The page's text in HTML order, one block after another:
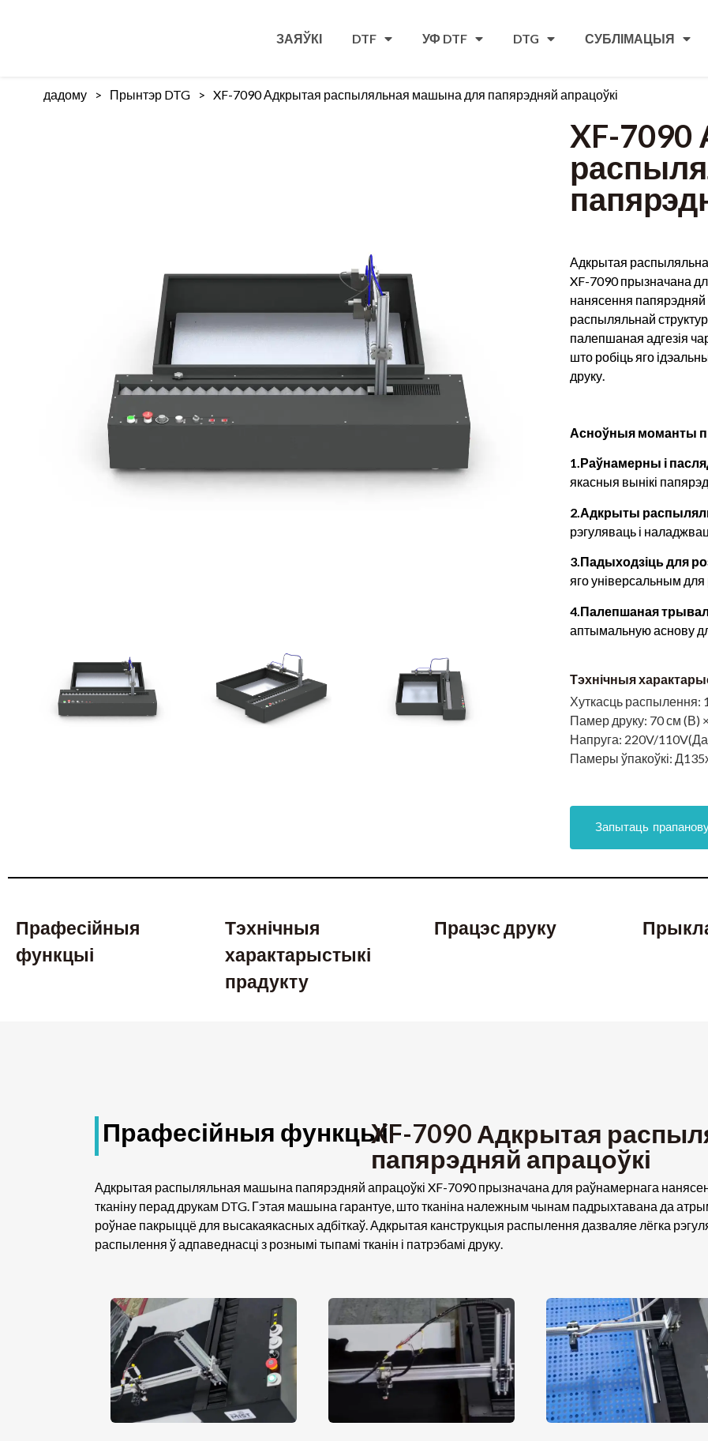
ЗАЯЎКІ DTF УФ DTF DTG СУБЛІМАЦЫЯ
дадому > Прынтэр DTG > XF-7090 Адкрытая распыляльная машына для папярэдняй апрацоўкі
XF-7090
Адкрытая
XF-7090 прызначана
нанясення папярэдняй
распыляльнай
палепшаная адгезія
што робіць яго
друку.
Асноўныя моманты
1.Раўнамерны і
якасныя вынікі
2.Адкрыты
рэгуляваць і
3.Падыходзіць для
яго універсальным
4.Палепшаная
аптымальную аснову
Тэхнічныя
Хуткасць распылення:
Памер друку: 70 см (В)
Напруга: 220V/
Памеры ўпакоўкі:
Запытаць
Прафесійныя
функцыі
Тэхнічныя
характарыстыкі
прадукту
Працэс друку
Прафесійныя функцыі -XF-7090 Адкрытая
папярэдняй апрацоўкі
Адкрытая распыляльная машына папярэдняй апрацоўкі XF-7090 прызначана для раўнамернага
тканіну перад друкам DTG. Гэтая машына гарантуе, што тканіна належным чынам падрыхтавана да
роўнае пакрыццё для высакаякасных адбіткаў. Адкрытая канструкцыя распылення дазваляе лёгка
распылення ў адпаведнасці з рознымі тыпамі тканін і патрэбамі друку.